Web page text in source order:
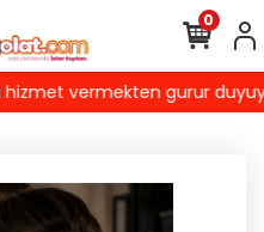
vermekten gurur
0